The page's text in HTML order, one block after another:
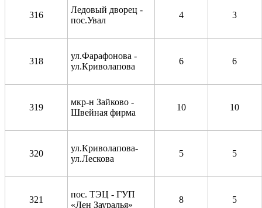
316
Ледовый дворец -
пос.Увал
4 3
318
ул.Фарафонова -
ул.Криволапова
6 6
319
мкр-н Зайково -
Швейная фирма
10 10
320
ул.Криволапова-
ул.Лескова
5 5
321
пос. ТЭЦ - ГУП
«Лен Зауралья»
8 5